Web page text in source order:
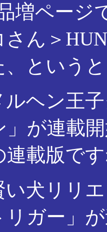
増ページ
ん＞
、という
ヘン王
が連載
載版で
い犬リリ
リガー」